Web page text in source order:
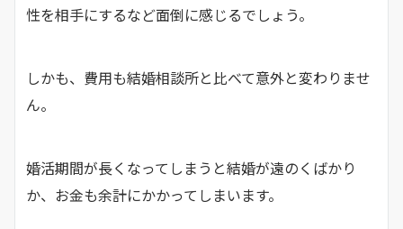
性を相手にするなど面倒に感じるでしょう。
しかも、費用も結婚相談所と比べて意外と変わりませ
ん。
婚活期間が長くなってしまうと結婚が遠のくばかり
か、お金も余計にかかってしまいます。